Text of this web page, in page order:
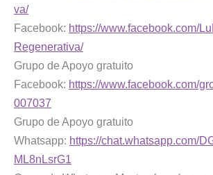
va/
Facebook: https://www.facebook.com/
Regenerativa/
Grupo de Apoyo gratuito
Facebook: https://www.facebook.com/
007037
Grupo de Apoyo gratuito
Whatsapp: https://chat.whatsapp.com/
ML8nLsrG1